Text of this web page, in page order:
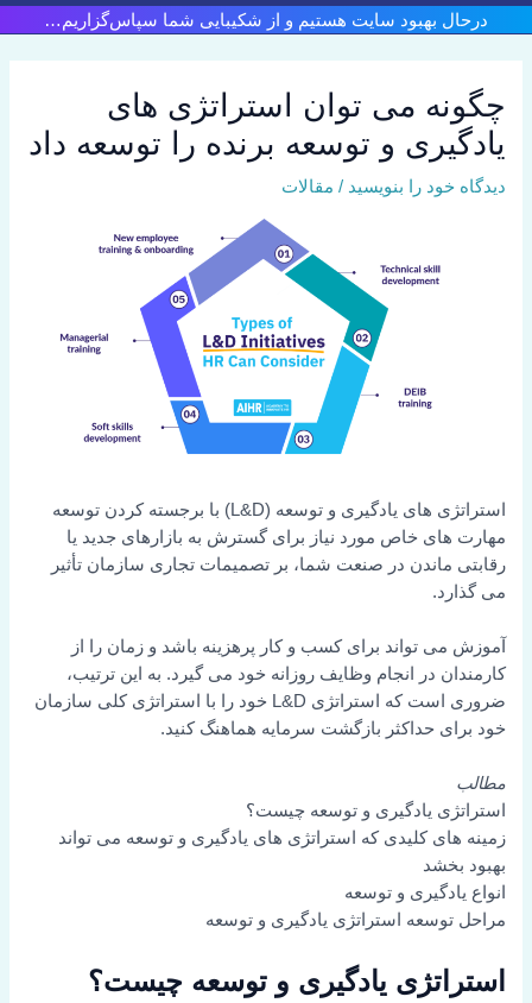
پرش
به
درحال بهبود سایت هستیم و از شکیبایی شما سپاس‌گزاریم…
چگونه می توان استراتژی های
یادگیری و توسعه برنده را توسعه داد
دیدگاه‌ خود را بنویسید / مقالات
استراتژی های یادگیری و توسعه (L&D) با برجسته کردن توسعه
مهارت های خاص مورد نیاز برای گسترش به بازارهای جدید یا
رقابتی ماندن در صنعت شما، بر تصمیمات تجاری سازمان تأثیر
می گذارد.
آموزش می تواند برای کسب و کار پرهزینه باشد و زمان را از
کارمندان در انجام وظایف روزانه خود می گیرد. به این ترتیب،
ضروری است که استراتژی L&D خود را با استراتژی کلی سازمان
خود برای حداکثر بازگشت سرمایه هماهنگ کنید.
مطالب
استراتژی یادگیری و توسعه چیست؟
زمینه های کلیدی که استراتژی های یادگیری و توسعه می تواند
بهبود بخشد
انواع یادگیری و توسعه
مراحل توسعه استراتژی یادگیری و توسعه
استراتژی یادگیری و توسعه چیست؟